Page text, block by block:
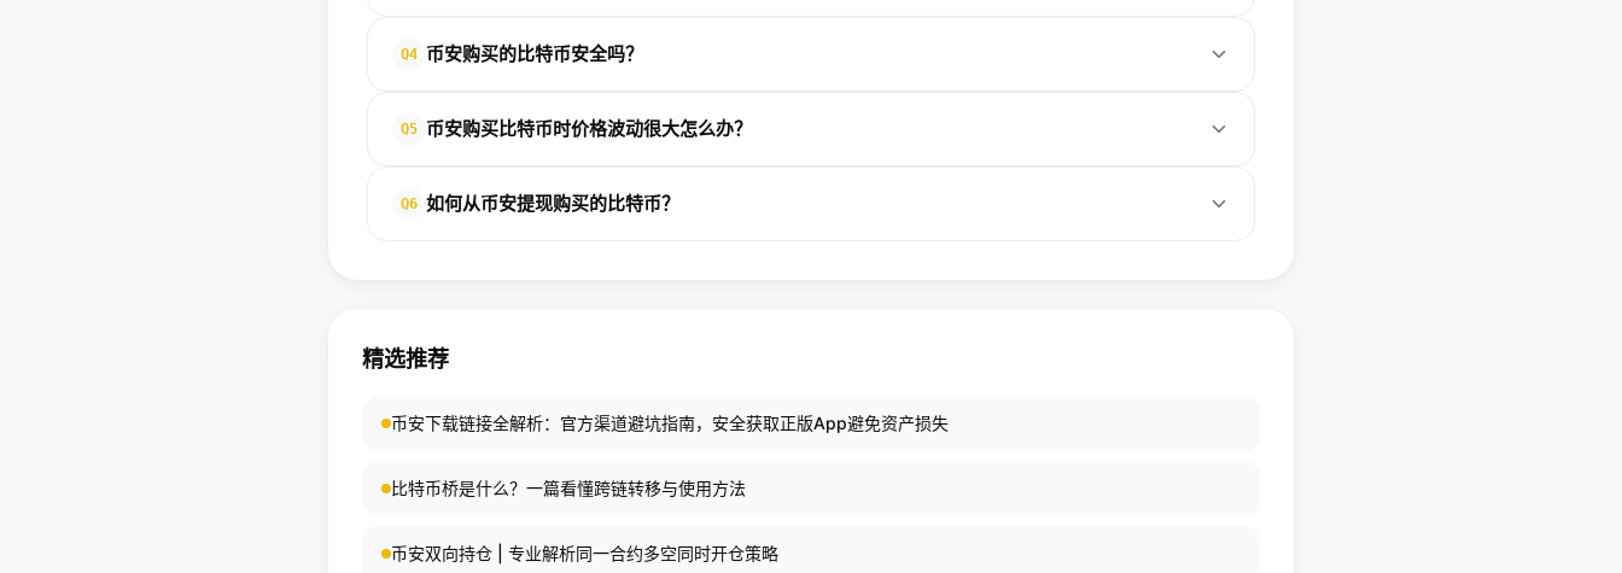
费用取决于您选择的支付方式，信用卡充值可能需要支付额外费用，而银行转账通常免费但速度较慢。提现比
Q4 币安购买的比特币安全吗？
币存放在交易所仍然存在一定风险。建议长期持有的用户将比特币转入自己的硬件钱包或冷钱包，实现资产的
Q5 币安购买比特币时价格波动很大怎么办？
样可以平均成本，降低风险。另外，设置价格提醒功能，当价格达到目标位置时及时通知。避免追涨杀跌，制
Q6 如何从币安提现购买的比特币？
精选推荐
币安下载链接全解析：官方渠道避坑指南，安全获取正版App避免资产损失
比特币桥是什么？一篇看懂跨链转移与使用方法
币安双向持仓 | 专业解析同一合约多空同时开仓策略